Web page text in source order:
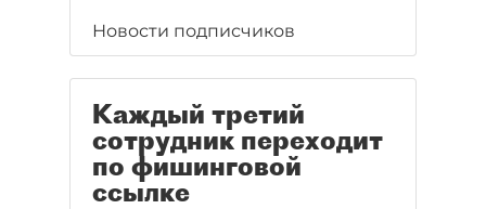
Новости подписчиков
Каждый третий
сотрудник переходит
по фишинговой
ссылке